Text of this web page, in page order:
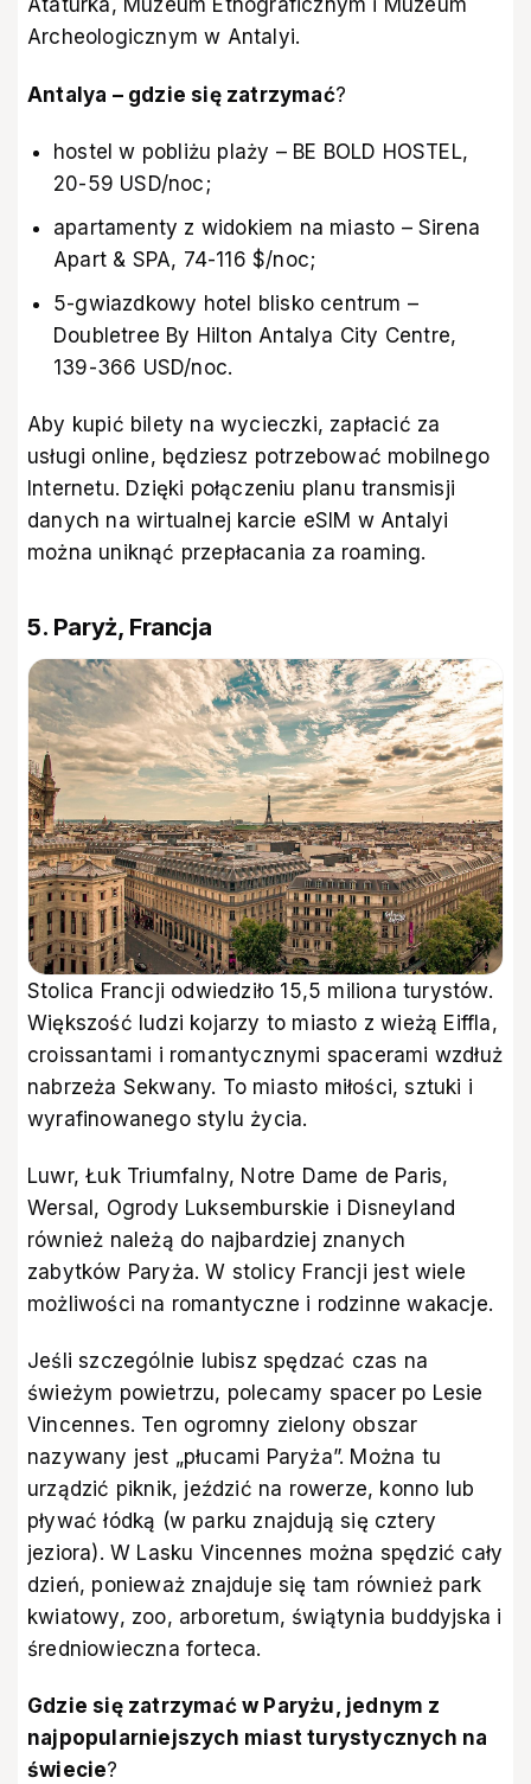
Ataturka, Muzeum Etnograficznym i Muzeum
Archeologicznym w Antalyi.
Antalya – gdzie się zatrzymać?
hostel w pobliżu plaży – BE BOLD HOSTEL,
20-59 USD/noc;
apartamenty z widokiem na miasto – Sirena
Apart & SPA, 74-116 $/noc;
5-gwiazdkowy hotel blisko centrum –
Doubletree By Hilton Antalya City Centre,
139-366 USD/noc.
Aby kupić bilety na wycieczki, zapłacić za
usługi online, będziesz potrzebować mobilnego
Internetu. Dzięki połączeniu planu transmisji
danych na wirtualnej karcie eSIM w Antalyi
można uniknąć przepłacania za roaming.
5. Paryż, Francja
Stolica Francji odwiedziło 15,5 miliona turystów.
Większość ludzi kojarzy to miasto z wieżą Eiffla,
croissantami i romantycznymi spacerami wzdłuż
nabrzeża Sekwany. To miasto miłości, sztuki i
wyrafinowanego stylu życia.
Luwr, Łuk Triumfalny, Notre Dame de Paris,
Wersal, Ogrody Luksemburskie i Disneyland
również należą do najbardziej znanych
zabytków Paryża. W stolicy Francji jest wiele
możliwości na romantyczne i rodzinne wakacje.
Jeśli szczególnie lubisz spędzać czas na
świeżym powietrzu, polecamy spacer po Lesie
Vincennes. Ten ogromny zielony obszar
nazywany jest „płucami Paryża”. Można tu
urządzić piknik, jeździć na rowerze, konno lub
pływać łódką (w parku znajdują się cztery
jeziora). W Lasku Vincennes można spędzić cały
dzień, ponieważ znajduje się tam również park
kwiatowy, zoo, arboretum, świątynia buddyjska i
średniowieczna forteca.
Gdzie się zatrzymać w Paryżu, jednym z
najpopularniejszych miast turystycznych na
świecie?